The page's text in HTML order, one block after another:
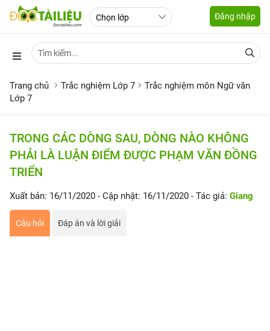
Đăng nhập
Trang chủ Trắc nghiệm Lớp 7
Trắc nghiệm môn Ngữ văn
Lớp 7
TRONG CÁC DÒNG SAU, DÒNG NÀO KHÔNG
PHẢI LÀ LUẬN ĐIỂM ĐƯỢC PHẠM VĂN ĐỒNG
TRIỂN
Xuất bản: 16/11/2020 - Cập nhật: 16/11/2020 - Tác giả: Giang
Câu hỏi Đáp án và lời giải